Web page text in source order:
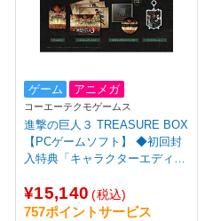
ゲーム アニメガ
コーエーテクモゲームス
進撃の巨人３ TREASURE BOX
【PCゲームソフト】 ◆初回封
入特典「キャラクターエディッ
LC」
¥15,140 (税込)
757ポイントサービス